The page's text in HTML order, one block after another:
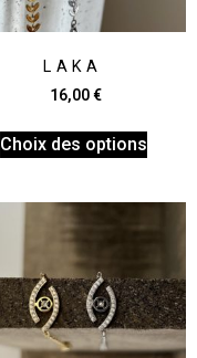
LAKA
16,00€
Choix des options